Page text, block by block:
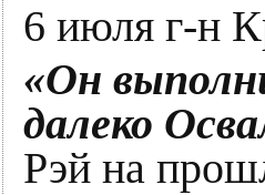
6 июля г-н
«Он
далеко
Рэй на